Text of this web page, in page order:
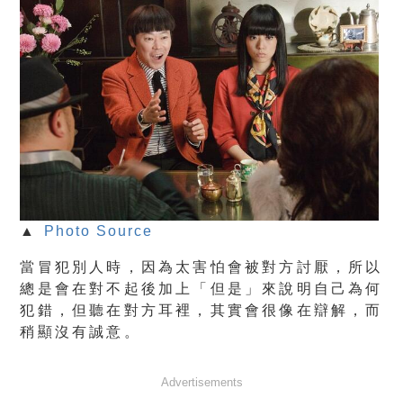
▲ Photo Source
當冒犯別人時，因為太害怕會被對方討厭，所以
總是會在對不起後加上「但是」來說明自己為何
犯錯，但聽在對方耳裡，其實會很像在辯解，而
稍顯沒有誠意。
Advertisements